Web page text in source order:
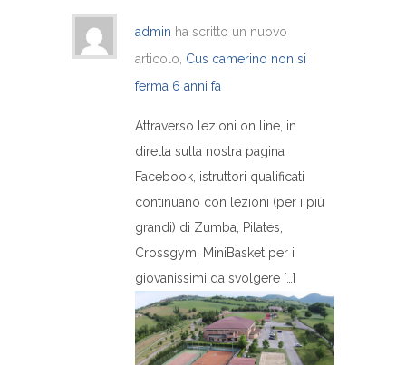
admin ha scritto un nuovo
articolo, Cus camerino non si
ferma 6 anni fa
Attraverso lezioni on line, in
diretta sulla nostra pagina
Facebook, istruttori qualificati
continuano con lezioni (per i più
grandi) di Zumba, Pilates,
Crossgym, MiniBasket per i
giovanissimi da svolgere […]